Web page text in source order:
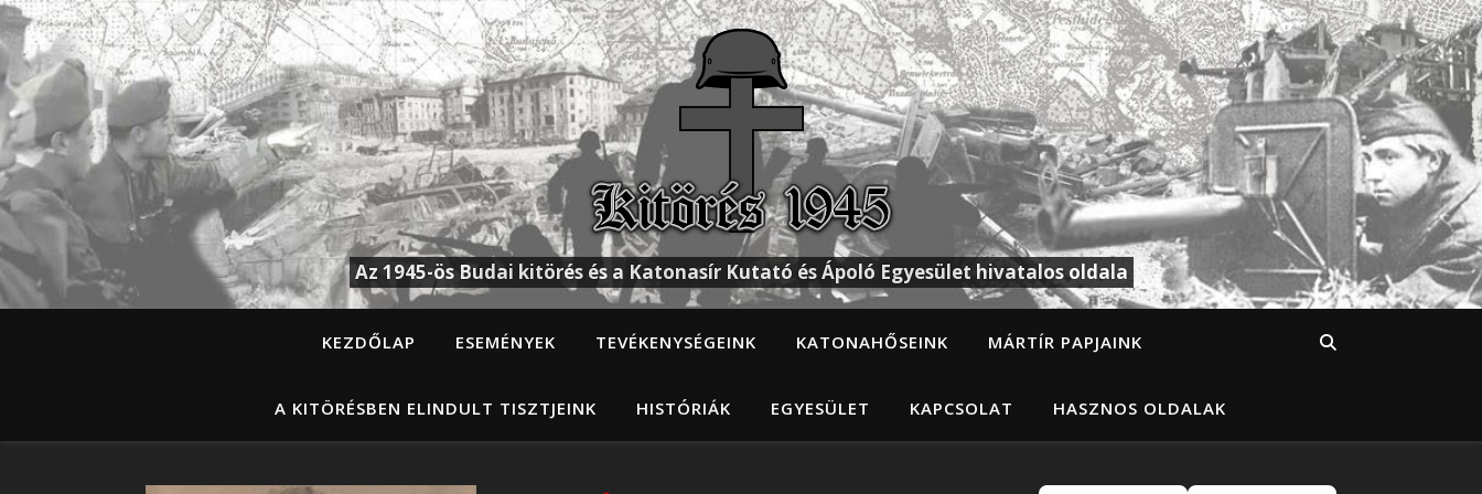
Az 1945-ös Budai kitörés és a Katonasír Kutató és Ápoló Egyesület hivatalos oldala
KEZDŐLAP ESEMÉNYEK TEVÉKENYSÉGEINK KATONAHŐSEINK MÁRTÍR PAPJAINK
A KITÖRÉSBEN ELINDULT TISZTJEINK HISTÓRIÁK EGYESÜLET KAPCSOLAT HASZNOS OLDALAK